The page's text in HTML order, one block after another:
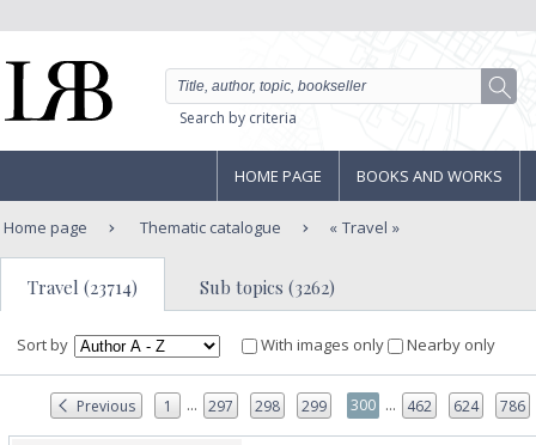
Search by criteria
HOME PAGE BOOKS AND WORKS
Home page Thematic catalogue Travel
Travel (23714) Sub topics (3262)
Sort by With images only Nearby only
Previous 1 ... 297 298 299 300 ... 462 624 786